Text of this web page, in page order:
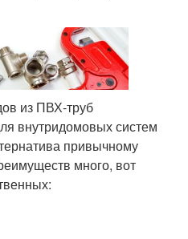
из ПВХ-труб
внутридомовых систем
привычному
много, вот